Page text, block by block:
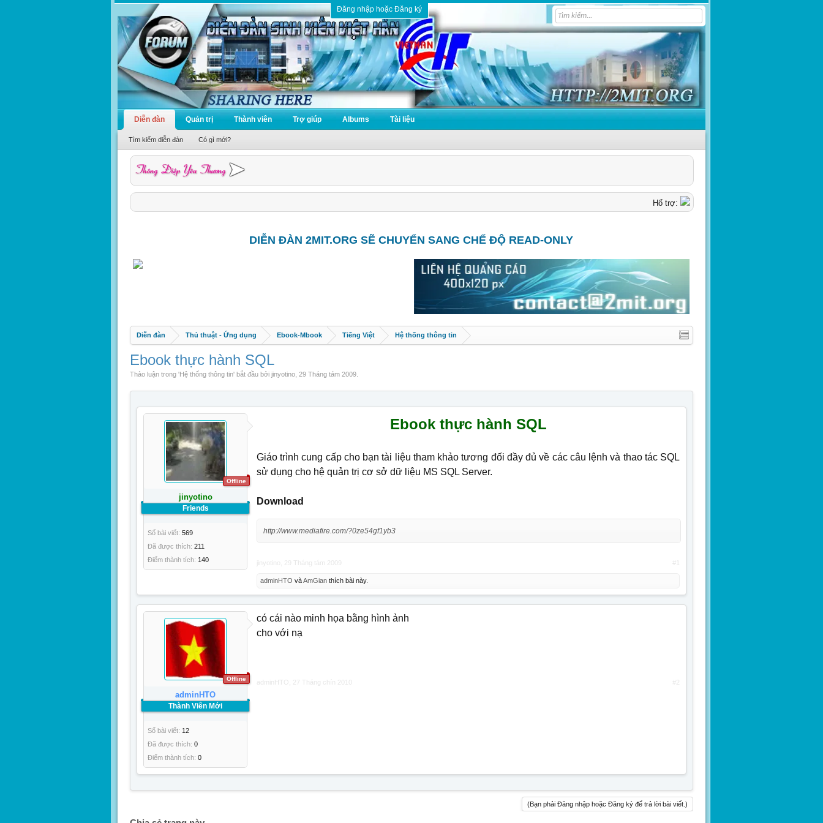
Đăng nhập hoặc Đăng ký
Diễn đàn
Tìm kiếm diễn đàn Có gì mới?
Quản trị Thành viên Trợ giúp Albums Tài liệu
Hổ trợ:
DIỄN ĐÀN 2MIT.ORG SẼ CHUYỂN SANG CHẾ ĐỘ READ-ONLY
Diễn đàn Thủ thuật - Ứng dụng Ebook-Mbook Tiếng Việt Hệ thống thông tin
Ebook thực hành SQL
Thảo luận trong 'Hệ thống thông tin' bắt đầu bởi jinyotino 29 Tháng tám 2009
Offline
jinyotino
Friends
Số bài viết: 569
Đã được thích: 211
Điểm thành tích: 140
Ebook thực hành SQL
Giáo trình cung cấp cho bạn tài liệu tham khảo tương đối đầy đủ về các câu lệnh và thao tác SQL
sử dụng cho hệ quản trị cơ sở dữ liệu MS SQL Server.
Download
http://www.mediafire.com/?0ze54gf1yb3
jinyotino 29 Tháng tám 2009 #1
adminHTO vàAmGian thích bài này.
Offline
adminHTO
Thành Viên Mới
Số bài viết: 12
Đã được thích: 0
Điểm thành tích: 0
có cái nào minh họa bằng hình ảnh
cho với nạ
adminHTO 27 Tháng chín 2010 #2
(Bạn phải Đăng nhập hoặc Đăng ký để trả lời bài viết.)